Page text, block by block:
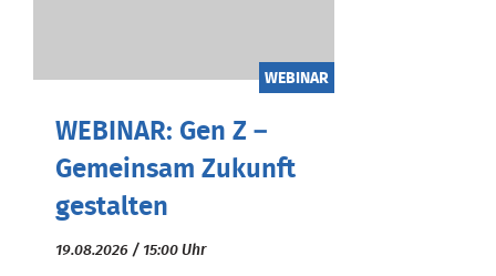
WEBINAR
WEBINAR: Gen Z –
Gemeinsam Zukunft
gestalten
19.08.2026 / 15:00 Uhr